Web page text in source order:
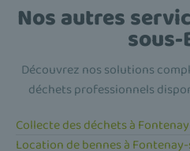
Nos autres
sous-
Découvrez nos solutions
déchets professionnels
Collecte des déchets à
Location de bennes à